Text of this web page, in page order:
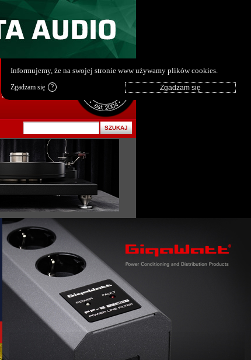
Informujemy, że na swojej stronie www używamy plików cookies.
Zgadzam się ?